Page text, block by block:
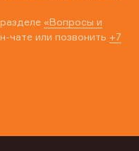
«Вопросы и
чате или позвонить +7